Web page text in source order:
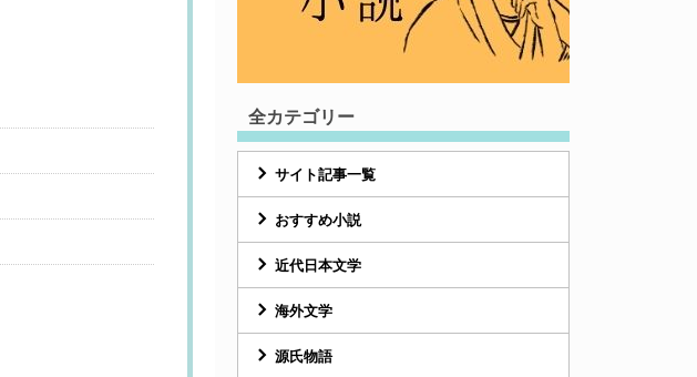
全カテゴリー
サイト記事一覧
おすすめ小説
近代日本文学
海外文学
源氏物語